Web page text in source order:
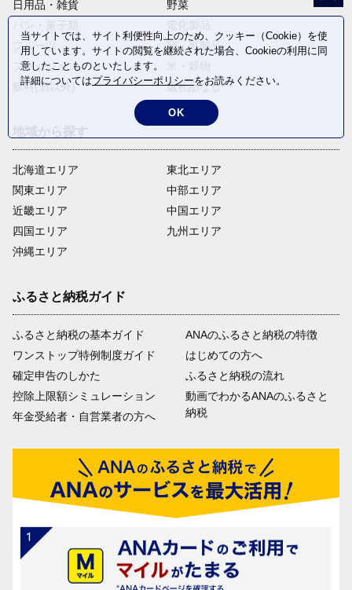
日用品・雑貨
野菜
フルーツ
卵・乳製品
ファッション
飲料(酒以外)
返礼品なし
北海道エリア
関東エリア
近畿エリア
四国エリア
沖縄エリア
東北エリア
中部エリア
中国エリア
九州エリア
ふるさと納税ガイド
ふるさと納税の基本ガイド
ワンストップ特例制度ガイド
確定申告のしかた
控除上限額シミュレーション
年金受給者・自営業者の方へ
ANAのふるさと納税の特徴
はじめての方へ
ふるさと納税の流れ
動画でわかるANAのふるさと
納税
当サイトでは、サイト利便性向上のため、クッキー（Cookie）を使
用しています。サイトの閲覧を継続された場合、Cookieの利用に同
意したことものといたします。
詳細についてはプライバシーポリシーをお読みください。
OK